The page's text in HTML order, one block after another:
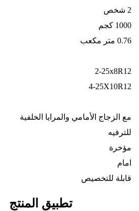
2 شخص
1000 كجم
0.76 متر مكعب
2-25x8R12
4-25X10R12
مع الزجاج الأمامي والمرايا الخلفية
للترفيه
مؤخرة
امام
قابلة للتخصيص
تطبيق المنتج